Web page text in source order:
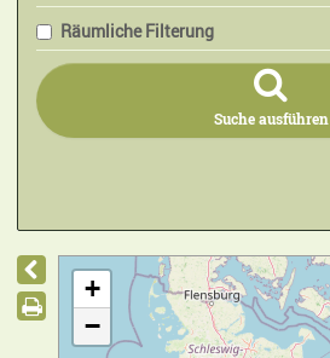
Räumliche Filterung
Suche ausführen
+
−